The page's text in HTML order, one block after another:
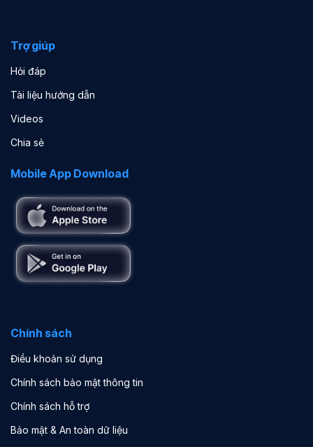
Trợ giúp
Hỏi đáp
Tài liệu hướng dẫn
Videos
Chia sẻ
Mobile App Download
Chính sách
Điều khoản sử dụng
Chính sách bảo mật thông tin
Chính sách hỗ trợ
Bảo mật & An toàn dữ liệu